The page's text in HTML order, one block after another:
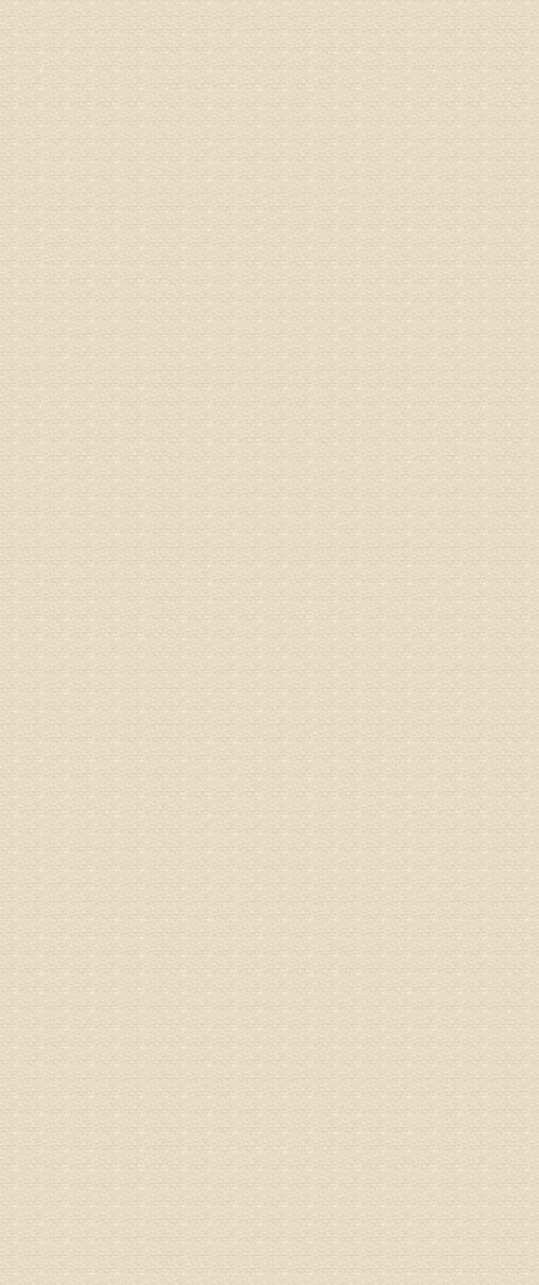
姓名：
病情描
气，一
来诊请
专家回
的放射
姓名：
病情描
专家回
疗，具
病情描
较严重
院详细
病情描
专家回
你好，
的。通
姓名：
痛，其
专家回
底康复
专家回
电话：
姓名：